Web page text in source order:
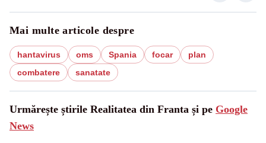
Mai multe articole despre
hantavirus oms Spania focar
plan
combatere
sanatate
Urmărește știrile Realitatea din Franta și pe Google
News